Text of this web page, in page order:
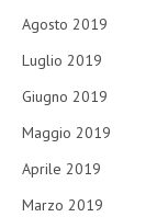
Agosto 2019
Luglio 2019
Giugno 2019
Maggio 2019
Aprile 2019
Marzo 2019